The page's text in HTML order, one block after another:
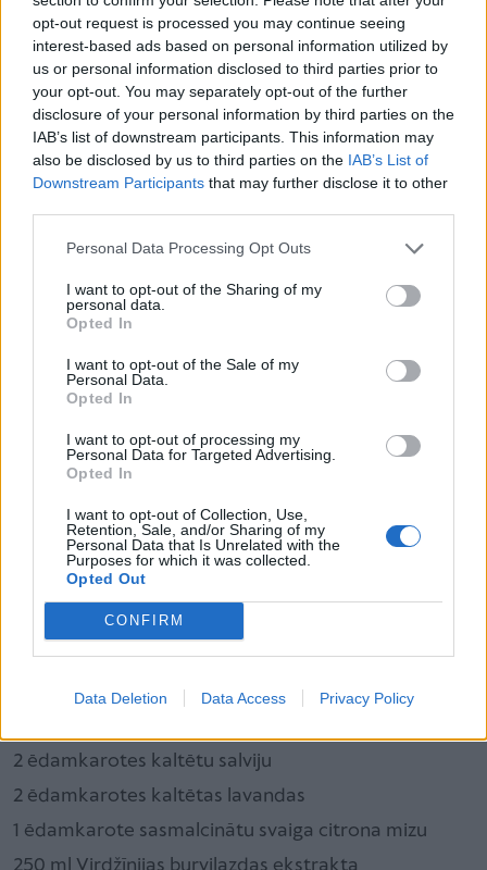
opt-out request is processed you may continue seeing
interest-based ads based on personal information utilized by
us or personal information disclosed to third parties prior to
your opt-out. You may separately opt-out of the further
disclosure of your personal information by third parties on the
IAB’s list of downstream participants. This information may
also be disclosed by us to third parties on the IAB’s List of
Downstream Participants that may further disclose it to other
Personal Data Processing Opt Outs
I want to opt-out of the Sharing of my
personal data.
Opted In
I want to opt-out of the Sale of my
Personal Data.
Opted In
I want to opt-out of processing my
Personal Data for Targeted Advertising.
Opted In
I want to opt-out of Collection, Use,
Retention, Sale, and/or Sharing of my
Personal Data that Is Unrelated with the
Purposes for which it was collected.
Opted Out
CONFIRM
Data Deletion Data Access Privacy Policy
padusēs, kad nepieciešams.
Citrusu dezodorants
No lavandas un greipfrūtu ēteriskās eļļas iegūst
maigu un atspirdzinošu dabisko dezodorantu.
Virdžīnijas burvjlazda ir maigs savelkošs līdzeklis, bet
10 pilieni greipfrūtu sēklu ekstrakta
10 pilieni lavandas ēteriskās eļļas
10 pilieni greipfrūtu ēteriskās eļļas
Sastāvdaļas ielej mazā pudelītē, kurai ir smidzinātājs.
Pirms lietošanas pudelīti sakrata. Iesmidzina
padusēs, kad nepieciešams.
Maigs augu dezodorants
No timiāna, salvijas, lavandas un citrona mizām var
iegūt atsvaidzinošu dezodorantu. Ābolu etiķis palīdz
iznīdēt baktērijas, kas rada nepatīkamu ķermeņa
aromātu, bet Virdžīnijas burvjlazda ir maigs
savelkošs līdzeklis.
2 ēdamkarotes kaltētu salviju
2 ēdamkarotes kaltētas lavandas
1 ēdamkarote sasmalcinātu svaiga citrona mizu
250 ml Virdžīnijas burvjlazdas ekstrakta